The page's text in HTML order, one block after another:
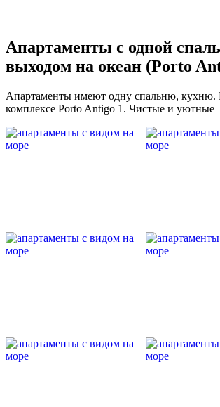
Апартаменты с одной
выходом на океан (Porto
Апартаменты имеют одну спальню, кухню.
комплексе Porto Antigo 1. Чистые и уютные